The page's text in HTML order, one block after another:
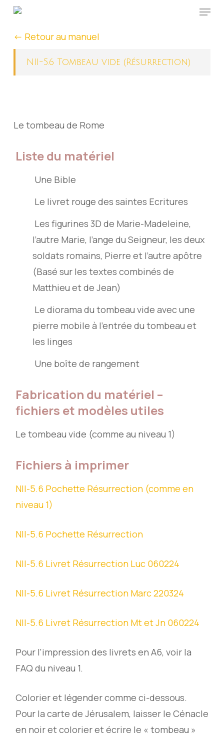
Skip
main
content
Menu
<- Retour au manuel
NII-5.6 Tombeau vide (Résurrection)
Le tombeau de Rome
Liste du matériel
Une Bible
Le livret rouge des saintes Ecritures
Les figurines 3D de Marie-Madeleine,
l’autre Marie, l’ange du Seigneur, les deux
soldats romains, Pierre et l’autre apôtre
(Basé sur les textes combinés de
Matthieu et de Jean)
Le diorama du tombeau vide avec une
pierre mobile à l’entrée du tombeau et
les linges
Une boîte de rangement
Fabrication du matériel –
fichiers et modèles utiles
Le tombeau vide (comme au niveau 1)
Fichiers à imprimer
NII-5.6 Pochette Résurrection (comme en
niveau 1)
NII-5.6 Pochette Résurrection
NII-5.6 Livret Résurrection Luc 060224
NII-5.6 Livret Résurrection Marc 220324
NII-5.6 Livret Résurrection Mt et Jn 060224
Pour l’impression des livrets en A6, voir la
FAQ du niveau 1.
Colorier et légender comme ci-dessous.
Pour la carte de Jérusalem, laisser le Cénacle
en noir et colorier et écrire le « tombeau »